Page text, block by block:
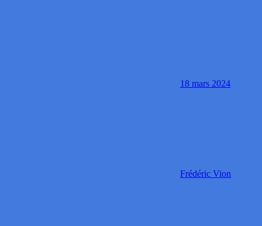
18 mars 2024
Frédéric Vion